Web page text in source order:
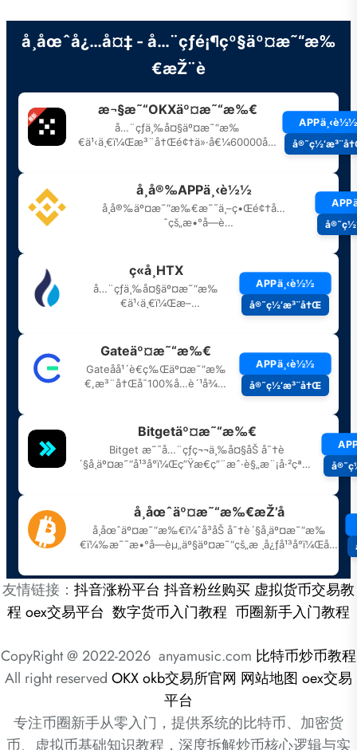
友情链接： 抖音涨粉平台 抖音粉丝购买虚拟货币交易教
程oex交易平台 数字货币入门教程 币圈新手入门教程
CopyRight @ 2022-2026 anyamusic.com 比特币炒币教程
All right reserved OKXokb交易所官网 网站地图 oex交易
平台
专注币圈新手从零入门，提供系统的比特币、加密货
币、虚拟币基础知识教程，深度拆解炒币核心逻辑与实